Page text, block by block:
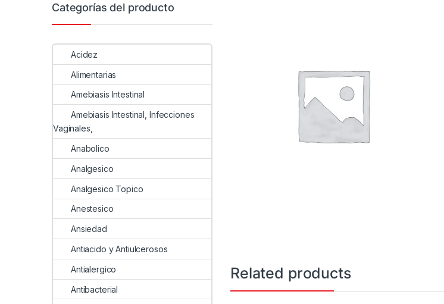
Related products
Categorías del producto
Acidez
Alimentarias
Amebiasis Intestinal
Amebiasis Intestinal, Infecciones
Vaginales,
Anabolico
Analgesico
Analgesico Topico
Anestesico
Ansiedad
Antiacido y Antiulcerosos
Antialergico
Antibacterial